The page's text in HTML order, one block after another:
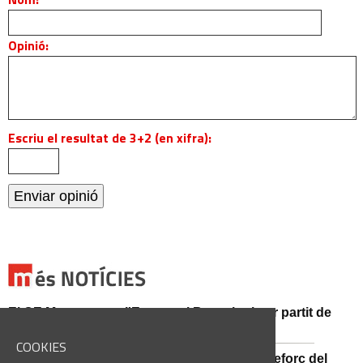
COOKIES
Opinió:
Escriu el resultat de 3+2 (en xifra):
El CE Manresa rep l'Espanyol B en el primer partit de
Afectacions al trànsit i al servei de bus pel reforç del